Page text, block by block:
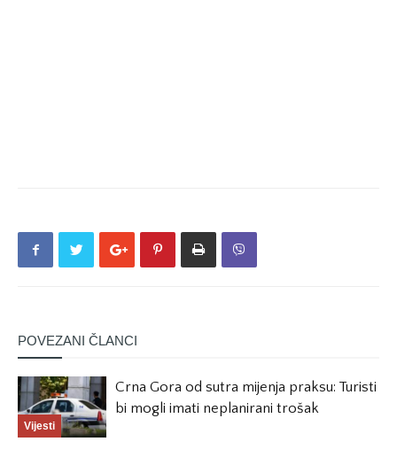
POVEZANI ČLANCI
Vijesti
Crna Gora od sutra mijenja praksu: Turisti
bi mogli imati neplanirani trošak